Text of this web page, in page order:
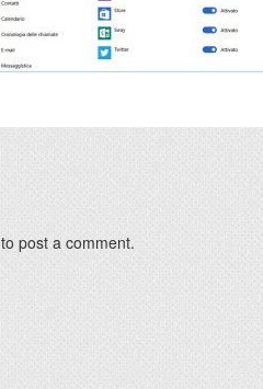
to post a comment.